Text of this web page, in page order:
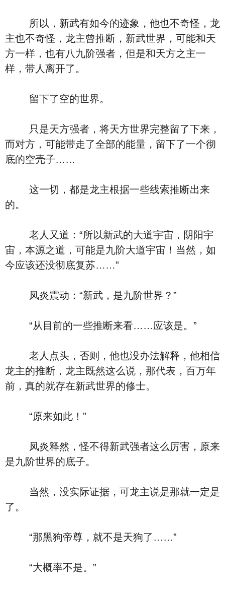
所以，新武有如今的迹象，他也不奇怪，龙
主也不奇怪，龙主曾推断，新武世界，可能和天
方一样，也有八九阶强者，但是和天方之主一
样，带人离开了。
留下了空的世界。
只是天方强者，将天方世界完整留了下来，
而对方，可能带走了全部的能量，留下了一个彻
底的空壳子……
这一切，都是龙主根据一些线索推断出来
的。
老人又道：“所以新武的大道宇宙，阴阳宇
宙，本源之道，可能是九阶大道宇宙！当然，如
今应该还没彻底复苏……”
凤炎震动：“新武，是九阶世界？”
“从目前的一些推断来看……应该是。”
老人点头，否则，他也没办法解释，他相信
龙主的推断，龙主既然这么说，那代表，百万年
前，真的就存在新武世界的修士。
“原来如此！”
凤炎释然，怪不得新武强者这么厉害，原来
是九阶世界的底子。
当然，没实际证据，可龙主说是那就一定是
了。
“那黑狗帝尊，就不是天狗了……”
“大概率不是。”